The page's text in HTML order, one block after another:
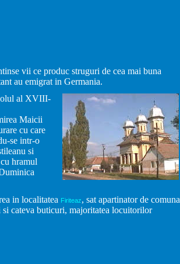
vii ce produc struguri de cea mai buna
au emigrat in Germania.
al XVIII-
Maicii
cu care
se intr-o
si
hramul
in localitatea Firiteaz, sat apartinator de comuna
cateva buticuri, majoritatea locuitorilor